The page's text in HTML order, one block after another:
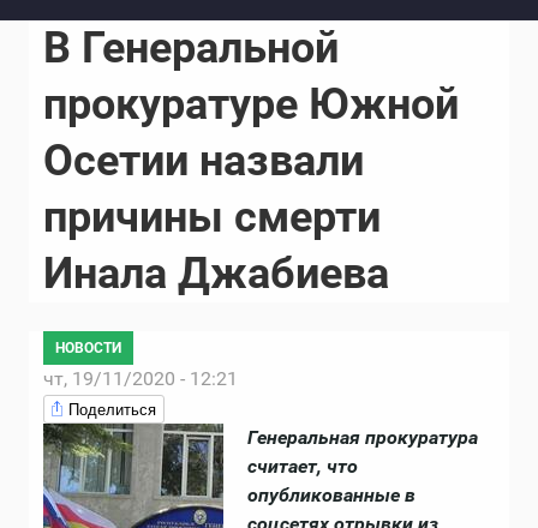
В Генеральной
прокуратуре Южной
Осетии назвали
причины смерти
Инала Джабиева
НОВОСТИ
чт, 19/11/2020 - 12:21
Поделиться
Генеральная прокуратура
считает, что
опубликованные в